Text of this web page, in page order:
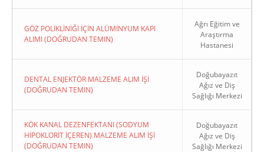
GÖZ POLİKLİNİĞİ İÇİN ALÜMİNYUM KAPI
ALIMI (DOĞRUDAN TEMIN)
Ağrı Eğitim ve
Araştırma
Hastanesi
DENTAL ENJEKTÖR MALZEME ALIM İŞİ
(DOĞRUDAN TEMIN)
Doğubayazıt
Ağız ve Diş
Sağlığı Merkezi
KÖK KANAL DEZENFEKTANI (SODYUM
HİPOKLORİT İÇEREN) MALZEME ALIM İŞİ
(DOĞRUDAN TEMIN)
Doğubayazıt
Ağız ve Diş
Sağlığı Merkezi